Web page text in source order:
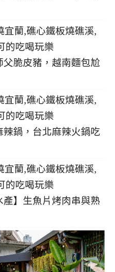
父脆皮豬，越南麵包尬
辣鍋，台北麻辣火鍋吃
】生魚片烤肉串與熟